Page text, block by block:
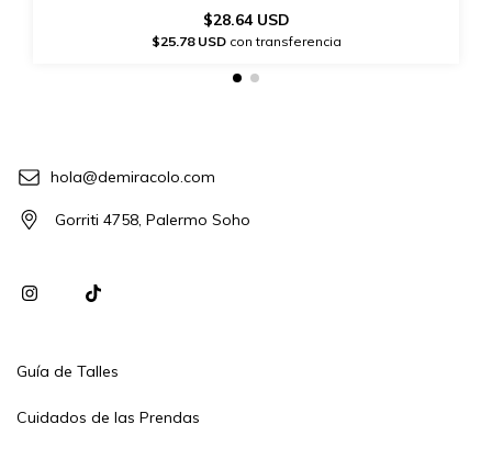
$28.64 USD
$25.78 USDcon transferencia
hola@demiracolo.com
Gorriti 4758, Palermo Soho
Guía de Talles
Cuidados de las Prendas